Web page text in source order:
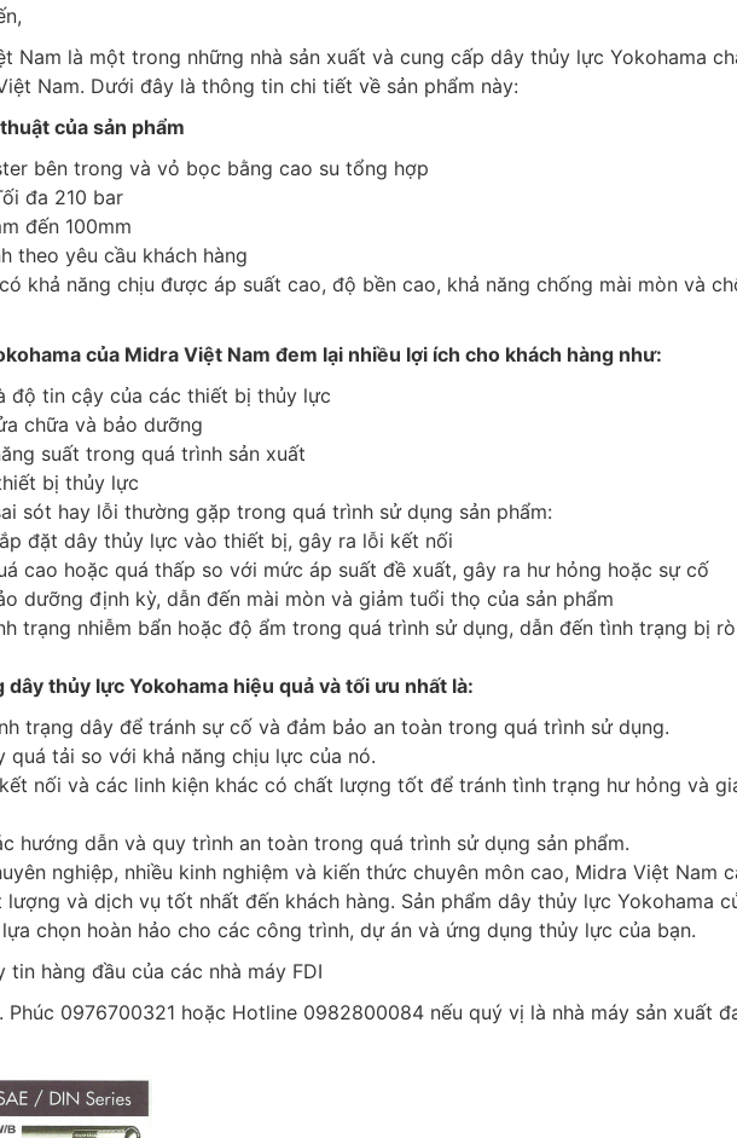
Nam là một trong những nhà sản xuất và cung cấp dây thủy lực Yokohama
Nam. Dưới đây là thông tin chi tiết về sản phẩm này:
của sản phẩm
bên trong và vỏ bọc bằng cao su tổng hợp
đa 210 bar
đến 100mm
theo yêu cầu khách hàng
khả năng chịu được áp suất cao, độ bền cao, khả năng chống mài mòn và
của Midra Việt Nam đem lại nhiều lợi ích cho khách hàng như:
độ tin cậy của các thiết bị thủy lực
chữa và bảo dưỡng
suất trong quá trình sản xuất
bị thủy lực
sót hay lỗi thường gặp trong quá trình sử dụng sản phẩm:
đặt dây thủy lực vào thiết bị, gây ra lỗi kết nối
cao hoặc quá thấp so với mức áp suất đề xuất, gây ra hư hỏng hoặc sự cố
dưỡng định kỳ, dẫn đến mài mòn và giảm tuổi thọ của sản phẩm
trạng nhiễm bẩn hoặc độ ẩm trong quá trình sử dụng, dẫn đến tình trạng bị
thủy lực Yokohama hiệu quả và tối ưu nhất là:
trạng dây để tránh sự cố và đảm bảo an toàn trong quá trình sử dụng.
quá tải so với khả năng chịu lực của nó.
nối và các linh kiện khác có chất lượng tốt để tránh tình trạng hư hỏng và
hướng dẫn và quy trình an toàn trong quá trình sử dụng sản phẩm.
nghiệp, nhiều kinh nghiệm và kiến thức chuyên môn cao, Midra Việt Nam
và dịch vụ tốt nhất đến khách hàng. Sản phẩm dây thủy lực Yokohama
chọn hoàn hảo cho các công trình, dự án và ứng dụng thủy lực của bạn.
tin hàng đầu của các nhà máy FDI
Phúc 0976700321 hoặc Hotline 0982800084 nếu quý vị là nhà máy sản xuất